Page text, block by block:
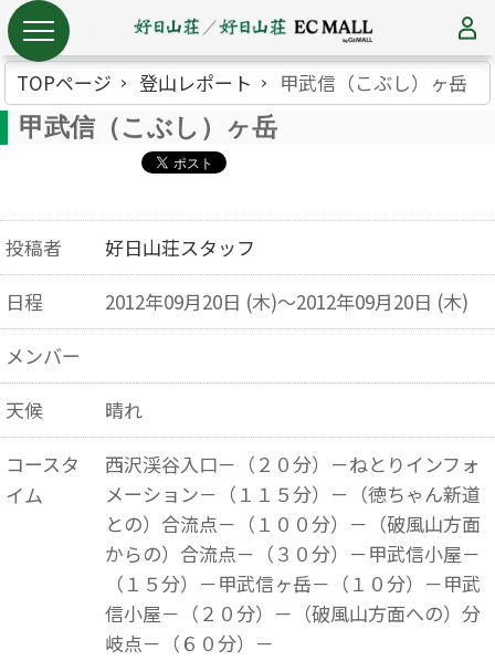
TOPページ 登山レポート 甲武信（こぶし）ヶ岳
甲武信（こぶし）ヶ岳
投稿者
好日山荘スタッフ
日程
2012年09月20日 (木)～2012年09月20日 (木)
メンバー
天候
晴れ
コースタ
イム
西沢渓谷入口－（２０分）－ねとりインフォ
メーション－（１１５分）－（徳ちゃん新道
との）合流点－（１００分）－（破風山方面
からの）合流点－（３０分）－甲武信小屋－
（１５分）－甲武信ヶ岳－（１０分）－甲武
信小屋－（２０分）－（破風山方面への）分
岐点－（６０分）－